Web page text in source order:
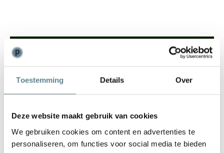
Toestemming Details Over
Deze website maakt gebruik van cookies
We gebruiken cookies om content en advertenties te
personaliseren, om functies voor social media te bieden
team!
Bel0344-228104
Mailinfo@polyesterplantenbakken.nl